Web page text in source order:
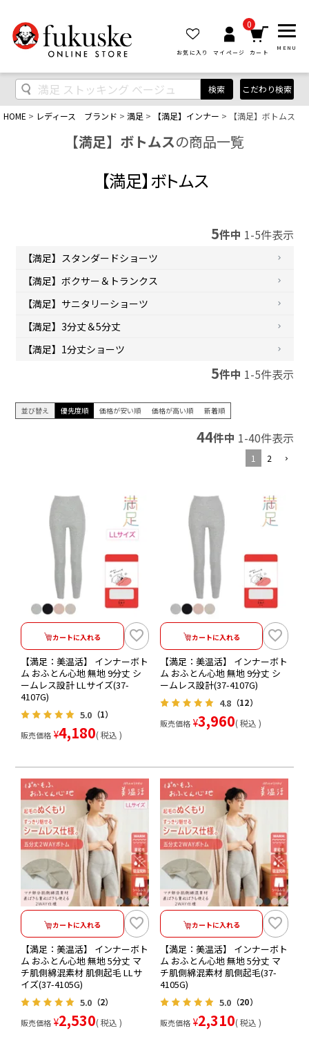
お気に入り マイページ
0
カート
MENU
検索 こだわり検索
HOME レディース ブランド 満足 【満足】インナー 【満足】ボトムス
【満足】ボトムスの商品一覧
【満足】ボトムス
5件中 1-5件表示
【満足】スタンダードショーツ
【満足】ボクサー＆トランクス
【満足】サニタリーショーツ
【満足】3分丈＆5分丈
【満足】1分丈ショーツ
5件中 1-5件表示
並び替え 優先度順 価格が安い順 価格が高い順 新着順
44件中 1-40件表示
1 2
カートに入れる
【満足：美温活】 インナーボト
ム おふとん心地 無地 9分丈 シ
ームレス設計 LLサイズ(37-
4107G)
5.0 （1）
販売価格 ¥4,180 税込
カートに入れる
【満足：美温活】 インナーボト
ム おふとん心地 無地 9分丈 シ
ームレス設計(37-4107G)
4.8 （12）
販売価格 ¥3,960 税込
カートに入れる
【満足：美温活】 インナーボト
ム おふとん心地 無地 5分丈 マ
チ肌側綿混素材 肌側起毛 LLサ
イズ(37-4105G)
5.0 （2）
販売価格 ¥2,530 税込
カートに入れる
【満足：美温活】 インナーボト
ム おふとん心地 無地 5分丈 マ
チ肌側綿混素材 肌側起毛(37-
4105G)
5.0 （20）
販売価格 ¥2,310 税込